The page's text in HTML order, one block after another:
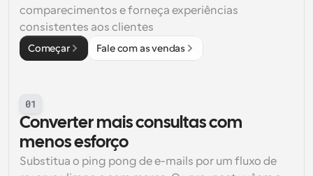
comparecimentos e forneça experiências
consistentes aos clientes
Começar Fale com as vendas
01
Converter mais consultas com
menos esforço
Substitua o ping pong de e-mails por um fluxo de